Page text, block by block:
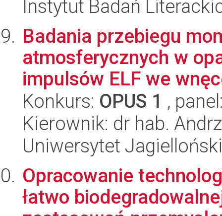
Instytut Badań
Badania przebiegu
atmosferycznych w
impulsów ELF we
Konkurs: OPUS 1 ,
Kierownik: dr hab.
Uniwersytet Jagielloński
Opracowanie
łatwo